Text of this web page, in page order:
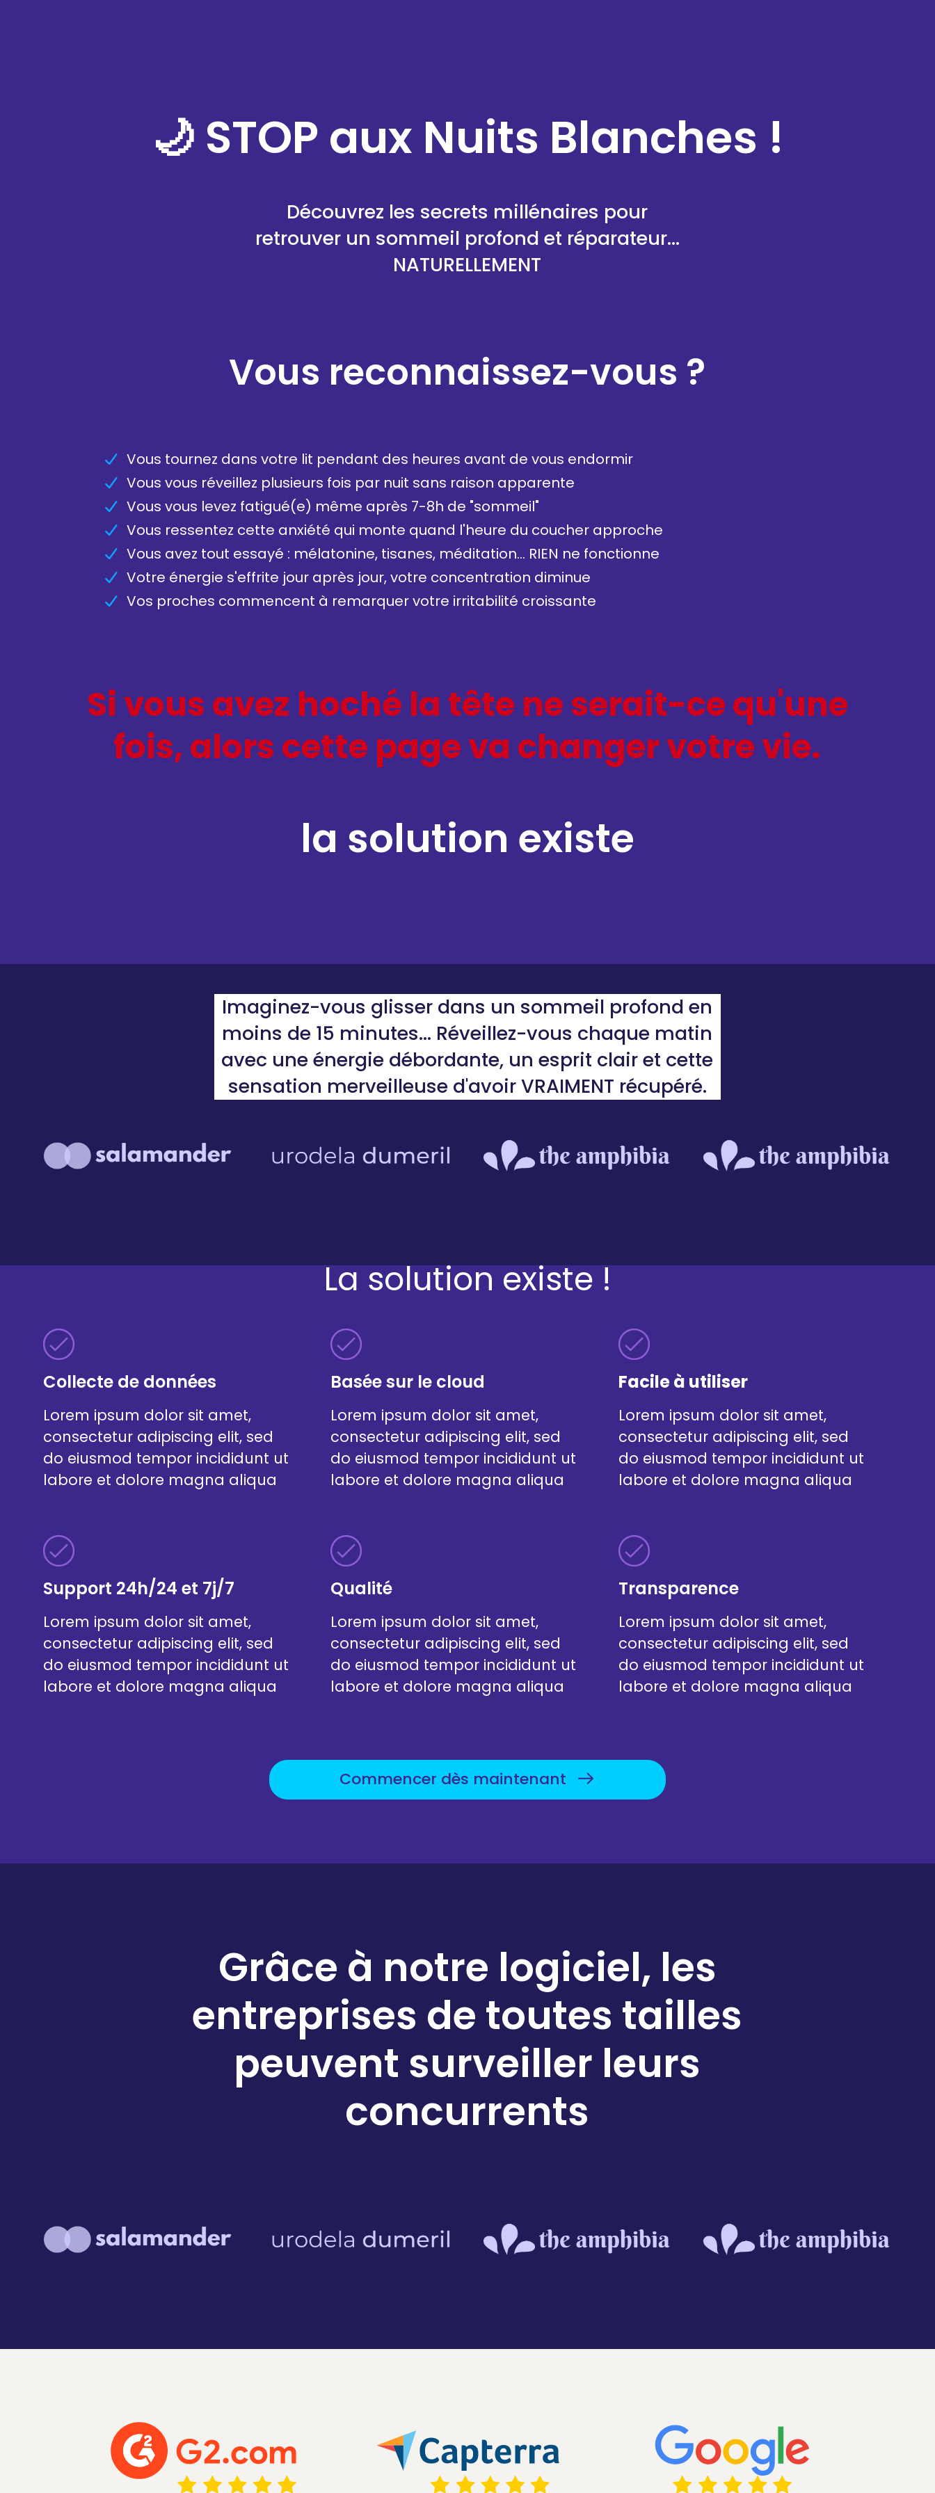
🌙 STOP aux Nuits Blanches !
Découvrez les secrets millénaires pour
retrouver un sommeil profond et réparateur...
NATURELLEMENT
Vous reconnaissez-vous ?
Vous tournez dans votre lit pendant des heures avant de vous endormir
Vous vous réveillez plusieurs fois par nuit sans raison apparente
Vous vous levez fatigué(e) même après 7-8h de "sommeil"
Vous ressentez cette anxiété qui monte quand l'heure du coucher approche
Vous avez tout essayé : mélatonine, tisanes, méditation... RIEN ne fonctionne
Votre énergie s'effrite jour après jour, votre concentration diminue
Vos proches commencent à remarquer votre irritabilité croissante
Si vous avez hoché la tête ne serait-ce qu'une
fois, alors cette page va changer votre vie.
la solution existe
Imaginez-vous glisser dans un sommeil profond en
moins de 15 minutes... Réveillez-vous chaque matin
avec une énergie débordante, un esprit clair et cette
sensation merveilleuse d'avoir VRAIMENT récupéré.
La solution existe !
Collecte de données
Lorem ipsum dolor sit amet,
consectetur adipiscing elit, sed
do eiusmod tempor incididunt ut
labore et dolore magna aliqua
Basée sur le cloud
Lorem ipsum dolor sit amet,
consectetur adipiscing elit, sed
do eiusmod tempor incididunt ut
labore et dolore magna aliqua
Facile à utiliser
Lorem ipsum dolor sit amet,
consectetur adipiscing elit, sed
do eiusmod tempor incididunt ut
labore et dolore magna aliqua
Support 24h/24 et 7j/7
Lorem ipsum dolor sit amet,
consectetur adipiscing elit, sed
do eiusmod tempor incididunt ut
labore et dolore magna aliqua
Qualité
Lorem ipsum dolor sit amet,
consectetur adipiscing elit, sed
do eiusmod tempor incididunt ut
labore et dolore magna aliqua
Transparence
Lorem ipsum dolor sit amet,
consectetur adipiscing elit, sed
do eiusmod tempor incididunt ut
labore et dolore magna aliqua
Commencer dès maintenant
Grâce à notre logiciel, les
entreprises de toutes tailles
peuvent surveiller leurs
concurrents